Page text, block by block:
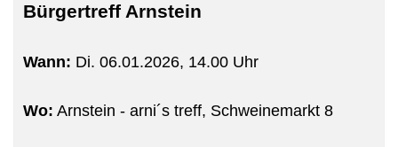
Bürgertreff Arnstein
Wann: Di. 06.01.2026, 14.00 Uhr
Wo: Arnstein - arni´s treff, Schweinemarkt 8